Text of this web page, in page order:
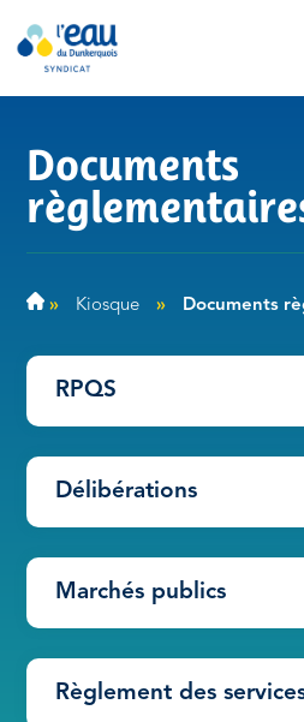
Documents
» Kiosque » Documents
RPQS
Délibérations
Marchés publics
Règlement des